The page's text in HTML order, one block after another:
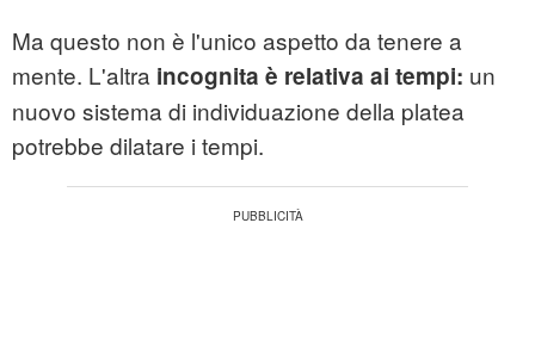
Ma questo non è l'unico aspetto da tenere a
mente. L'altra incognita è relativa ai tempi: un
nuovo sistema di individuazione della platea
potrebbe dilatare i tempi.